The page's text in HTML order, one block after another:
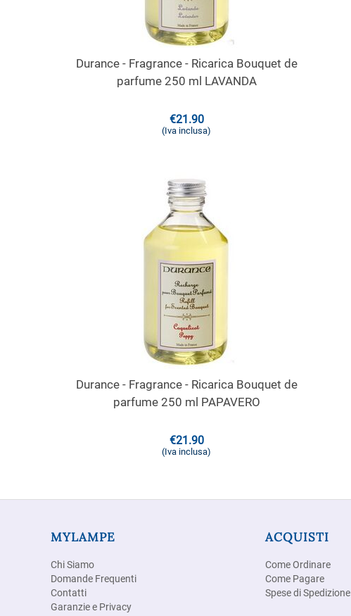
Durance - Fragrance - Ricarica Bouquet de
parfume 250 ml LAVANDA
€21.90
(Iva inclusa)
Durance - Fragrance - Ricarica Bouquet de
parfume 250 ml PAPAVERO
€21.90
(Iva inclusa)
MYLAMPE
Chi Siamo
Domande Frequenti
Contatti
Garanzie e Privacy
ACQUISTI
Come Ordinare
Come Pagare
Spese di Spedizione